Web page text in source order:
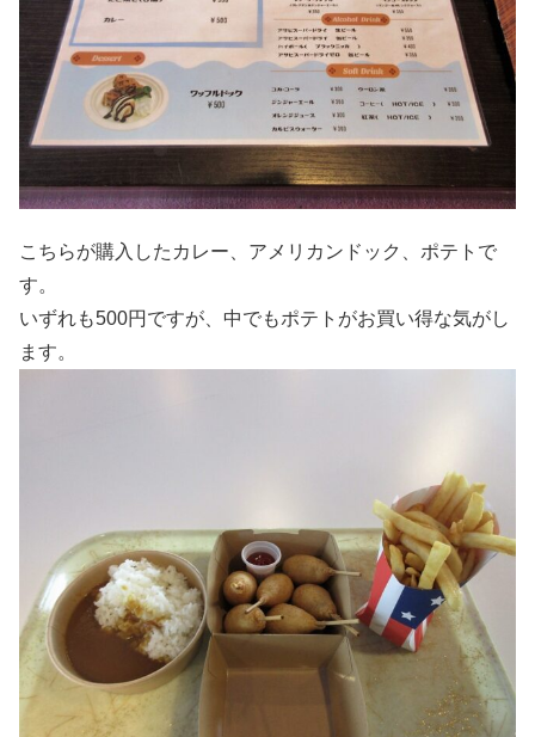
こちらが購入したカレー、アメリカンドック、ポテトで
す。
いずれも500円ですが、中でもポテトがお買い得な気がし
ます。